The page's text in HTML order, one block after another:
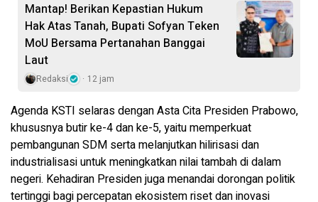
Mantap! Berikan Kepastian Hukum
Hak Atas Tanah, Bupati Sofyan Teken
MoU Bersama Pertanahan Banggai
Laut
Redaksi 12 jam
Agenda KSTI selaras dengan Asta Cita Presiden Prabowo,
khususnya butir ke-4 dan ke-5, yaitu memperkuat
pembangunan SDM serta melanjutkan hilirisasi dan
industrialisasi untuk meningkatkan nilai tambah di dalam
negeri. Kehadiran Presiden juga menandai dorongan politik
tertinggi bagi percepatan ekosistem riset dan inovasi